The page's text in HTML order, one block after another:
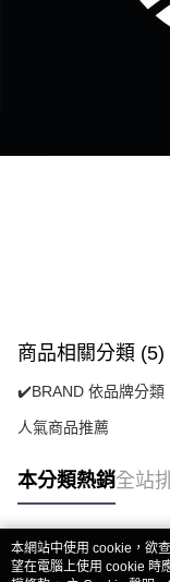
商品相關分類 (5)
✔️BRAND 依品牌分類
人氣商品推薦
本分類熱銷全站
熱門標籤
本網站中使用 cookie，欲
望在電腦上使用 cookie 時